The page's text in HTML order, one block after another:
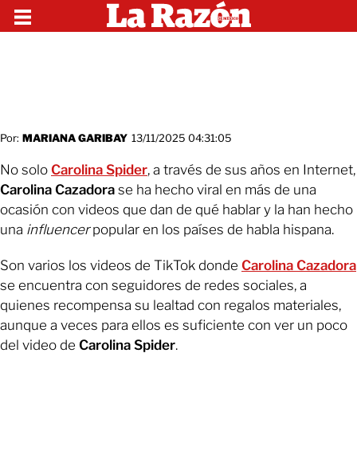
Por: MARIANA GARIBAY 13/11/2025 04:31:05
No solo Carolina Spider, a través de sus años en Internet,
Carolina Cazadora se ha hecho viral en más de una
ocasión con videos que dan de qué hablar y la han hecho
una influencerpopular en los países de habla hispana.
Son varios los videos de TikTok donde Carolina Cazadora
se encuentra con seguidores de redes sociales, a
quienes recompensa su lealtad con regalos materiales,
aunque a veces para ellos es suficiente con ver un poco
del video de Carolina Spider.